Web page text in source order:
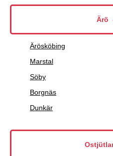
Ärö
Ärösköbing
Marstal
Söby
Borgnäs
Dunkär